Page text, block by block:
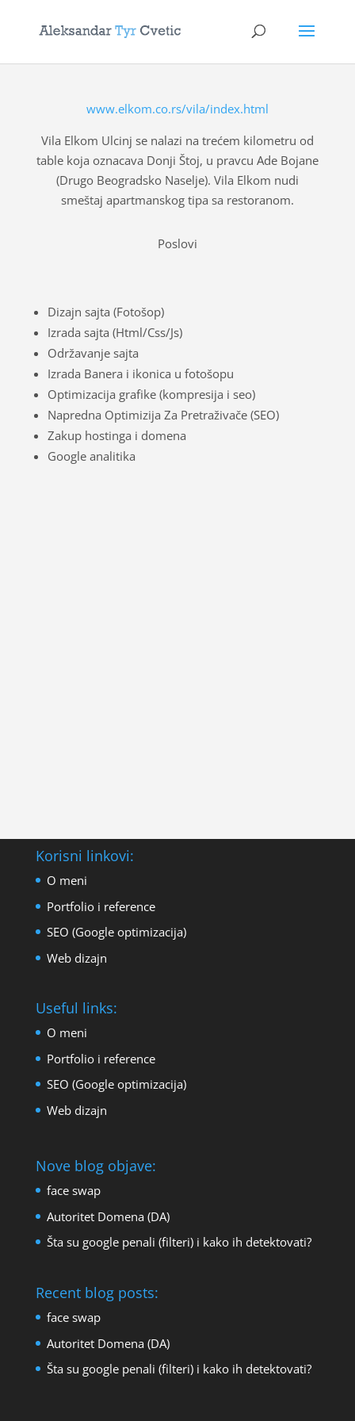
www.elkom.co.rs/vila/index.html
Vila Elkom Ulcinj se nalazi na trećem kilometru od
table koja oznacava Donji Štoj, u pravcu Ade Bojane
(Drugo Beogradsko Naselje). Vila Elkom nudi
smeštaj apartmanskog tipa sa restoranom.
Poslovi
Dizajn sajta (Fotošop)
Izrada sajta (Html/Css/Js)
Održavanje sajta
Izrada Banera i ikonica u fotošopu
Optimizacija grafike (kompresija i seo)
Napredna Optimizija Za Pretraživače (SEO)
Zakup hostinga i domena
Google analitika
Korisni linkovi:
O meni
Portfolio i reference
SEO (Google optimizacija)
Web dizajn
Useful links:
O meni
Portfolio i reference
SEO (Google optimizacija)
Web dizajn
Nove blog objave:
face swap
Autoritet Domena (DA)
Šta su google penali (filteri) i kako ih detektovati?
Recent blog posts:
face swap
Autoritet Domena (DA)
Šta su google penali (filteri) i kako ih detektovati?